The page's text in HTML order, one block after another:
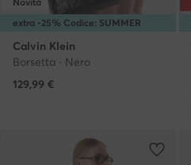
extra -25% Codice: SUMMER
Calvin Klein
Borsetta · Nero
129,99 €